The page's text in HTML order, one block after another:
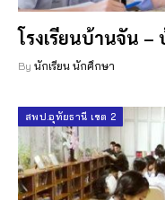
โรงเรียนบ้านจัน –
By นักเรียน นักศึกษา
สพป.อุทัยธานี เขต 2